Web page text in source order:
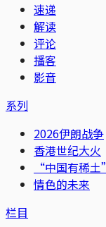
速递
解读
评论
播客
影音
系列
2026伊朗战争
香港世纪大火
“中国有稀土”
情色的未来
栏目